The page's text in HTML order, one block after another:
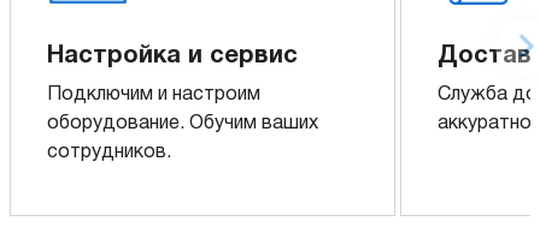
Настройка и сервис
Подключим и настроим
оборудование. Обучим ваших
сотрудников.
Служба
аккуратно